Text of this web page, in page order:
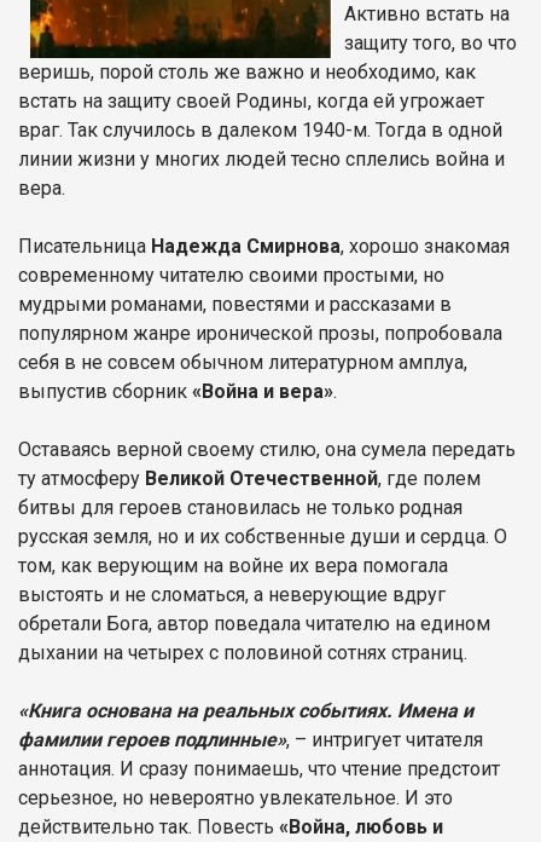
Активно встать на
защиту того, во что
веришь, порой столь же важно и необходимо, как
встать на защиту своей Родины, когда ей угрожает
враг. Так случилось в далеком 1940-м. Тогда в одной
линии жизни у многих людей тесно сплелись война и
вера.
Писательница Надежда Смирнова, хорошо знакомая
современному читателю своими простыми, но
мудрыми романами, повестями и рассказами в
популярном жанре иронической прозы, попробовала
себя в не совсем обычном литературном амплуа,
выпустив сборник «Война и вера».
Оставаясь верной своему стилю, она сумела передать
ту атмосферу Великой Отечественной, где полем
битвы для героев становилась не только родная
русская земля, но и их собственные души и сердца. О
том, как верующим на войне их вера помогала
выстоять и не сломаться, а неверующие вдруг
обретали Бога, автор поведала читателю на едином
дыхании на четырех с половиной сотнях страниц.
«Книга основана на реальных событиях. Имена и
фамилии героев подлинные», – интригует читателя
аннотация. И сразу понимаешь, что чтение предстоит
серьезное, но невероятно увлекательное. И это
действительно так. Повесть «Война, любовь и